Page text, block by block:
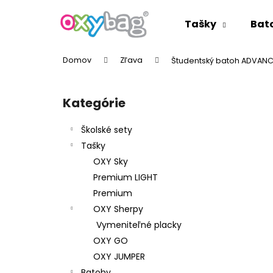
Tašky
Domov Zľava Študentský batoh
Preskočiť
kategórie
Kategórie
Školské sety
Tašky
OXY Sky
Premium LIGHT
Premium
OXY Sherpy
Vymeniteľné placky
OXY GO
OXY JUMPER
Späť
obchodu
Späť
obchodu